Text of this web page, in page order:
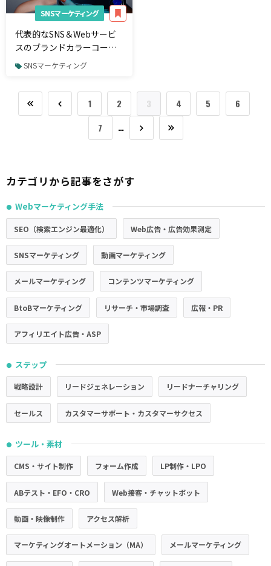
SNSマーケティング
代表的なSNS＆Webサービ
スのブランドカラーコード
29選SNSマーケティング
1 2 3 4 5
6
7
…
カテゴリから記事をさがす
● Webマーケティング手法
SEO（検索エンジン最適化） Web広告・広告効果測定
SNSマーケティング 動画マーケティング
メールマーケティング コンテンツマーケティング
BtoBマーケティング リサーチ・市場調査 広報・PR
アフィリエイト広告・ASP
● ステップ
戦略設計 リードジェネレーション リードナーチャリング
セールス カスタマーサポート・カスタマーサクセス
● ツール・素材
CMS・サイト制作 フォーム作成 LP制作・LPO
ABテスト・EFO・CRO Web接客・チャットボット
動画・映像制作 アクセス解析
マーケティングオートメーション（MA） メールマーケティング